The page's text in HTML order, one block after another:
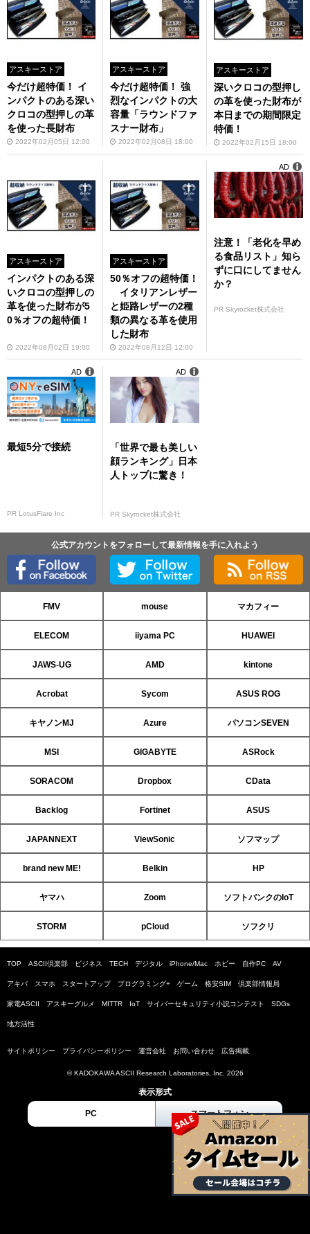
アスキーストア
今だけ超特価！ イ
ンパクトのある深い
クロコの型押しの革
を使った長財布
2022年02月05日 12:00
アスキーストア
今だけ超特価！ 強
烈なインパクトの大
容量「ラウンドファ
スナー財布」
2022年02月08日 18:00
アスキーストア
深いクロコの型押し
の革を使った財布が
本日までの期間限定
特価！
2022年02月15日 18:00
アスキーストア
インパクトのある深
いクロコの型押しの
革を使った財布が5
0％オフの超特価！
2022年08月02日 19:00
アスキーストア
50％オフの超特価！
イタリアンレザー
と姫路レザーの2種
類の異なる革を使用
した財布
2022年08月12日 12:00
注意！「老化を早め
る食品リスト」知ら
ずに口にしてません
か？
PR Skyrocket株式会社
AD
最短5分で接続
PR LotusFlare Inc
AD
「世界で最も美しい
顔ランキング」日本
人トップに驚き！
PR Skyrocket株式会社
AD
公式アカウントをフォローして最新情報を手に入れよう
FMV mouse マカフィー
ELECOM iiyama PC HUAWEI
JAWS-UG AMD kintone
Acrobat Sycom ASUS ROG
キヤノンMJ Azure パソコンSEVEN
MSI GIGABYTE ASRock
SORACOM Dropbox CData
Backlog Fortinet ASUS
JAPANNEXT ViewSonic ソフマップ
brand new ME! Belkin HP
ヤマハ Zoom ソフトバンクのIoT
STORM pCloud ソフクリ
TOP ASCII倶楽部 ビジネス TECH デジタル iPhone/Mac ホビー 自作PC AV
アキバ スマホ スタートアップ プログラミング+ ゲーム 格安SIM 倶楽部情報局
家電ASCII アスキーグルメ MITTR IoT サイバーセキュリティ小説コンテスト SDGs
地方活性
サイトポリシー プライバシーポリシー 運営会社 お問い合わせ 広告掲載
© KADOKAWA ASCII Research Laboratories, Inc. 2026
表示形式
PC スマートフォン